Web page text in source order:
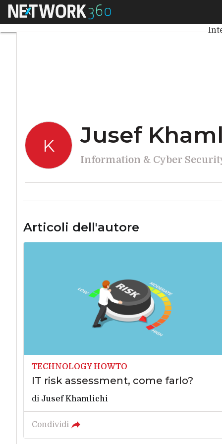
Menu
K Jusef
Information & Cyber
Articoli dell'autore
TECHNOLOGY HOWTO
IT risk assessment, come farlo?
di Jusef Khamlichi
Condividi